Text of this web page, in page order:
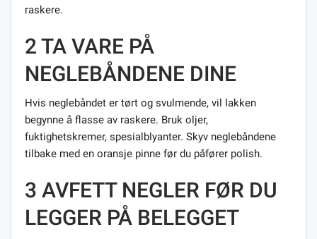
raskere.
2 TA VARE PÅ
NEGLEBÅNDENE DINE
Hvis neglebåndet er tørt og svulmende, vil lakken
begynne å flasse av raskere. Bruk oljer,
fuktighetskremer, spesialblyanter. Skyv neglebåndene
tilbake med en oransje pinne før du påfører polish.
3 AVFETT NEGLER FØR DU
LEGGER PÅ BELEGGET